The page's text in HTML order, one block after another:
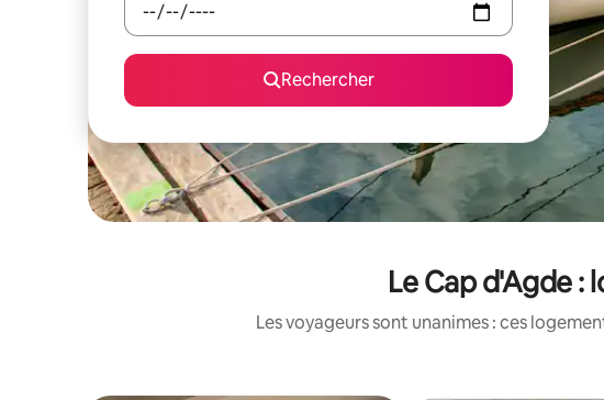
Rechercher
Le Cap d'Agde :
Les voyageurs sont unanimes : ces